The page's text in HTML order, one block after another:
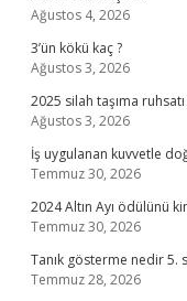
Ağustos 4, 2026
3’ün kökü kaç ?
Ağustos 3, 2026
2025 silah taşıma
Ağustos 3, 2026
İş uygulanan kuvvetle
Temmuz 30, 2026
2024 Altın Ayı ödülünü
Temmuz 30, 2026
Tanık gösterme nedir 5.
Temmuz 28, 2026